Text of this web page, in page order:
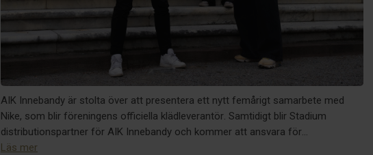
AIK Innebandy är stolta över att presentera ett nytt femårigt samarbete med
Nike, som blir föreningens officiella klädleverantör. Samtidigt blir Stadium
distributionspartner för AIK Innebandy och kommer att ansvara för...
Läs mer